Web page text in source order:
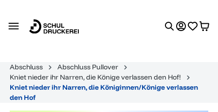
Abschluss
Abschluss Pullover
Kniet nieder ihr Narren, die Könige verlassen den Hof!
Kniet nieder ihr Narren, die Königinnen/Könige verlassen
den Hof